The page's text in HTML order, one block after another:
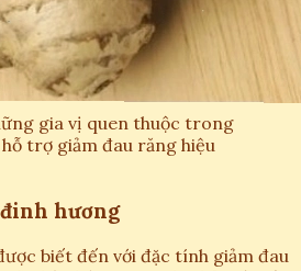
gia vị quen thuộc trong
trợ giảm đau răng hiệu
hương
biết đến với đặc tính giảm đau